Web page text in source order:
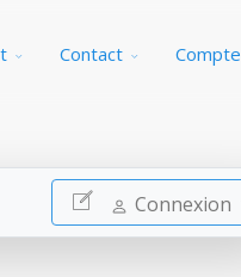
Contact Compte
Connexion